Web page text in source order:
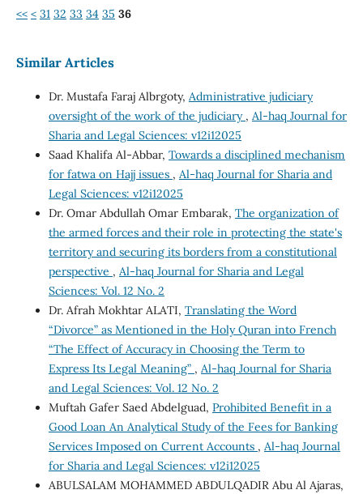
<< < 31 32 33 34 35 36
Similar Articles
Dr. Mustafa Faraj Albrgoty, Administrative judiciary
oversight of the work of the judiciary , Al-haq Journal for
Sharia and Legal Sciences: v12i12025
Saad Khalifa Al-Abbar, Towards a disciplined mechanism
for fatwa on Hajj issues , Al-haq Journal for Sharia and
Legal Sciences: v12i12025
Dr. Omar Abdullah Omar Embarak, The organization of
the armed forces and their role in protecting the state's
territory and securing its borders from a constitutional
perspective , Al-haq Journal for Sharia and Legal
Sciences: Vol. 12 No. 2
Dr. Afrah Mokhtar ALATI, Translating the Word
“Divorce” as Mentioned in the Holy Quran into French
“The Effect of Accuracy in Choosing the Term to
Express Its Legal Meaning” , Al-haq Journal for Sharia
and Legal Sciences: Vol. 12 No. 2
Muftah Gafer Saed Abdelguad, Prohibited Benefit in a
Good Loan An Analytical Study of the Fees for Banking
Services Imposed on Current Accounts , Al-haq Journal
for Sharia and Legal Sciences: v12i12025
ABULSALAM MOHAMMED ABDULQADIR Abu Al Ajaras,